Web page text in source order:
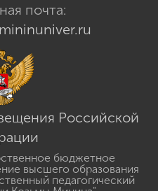
почта:
Российской
бюджетное
высшего образования
педагогический